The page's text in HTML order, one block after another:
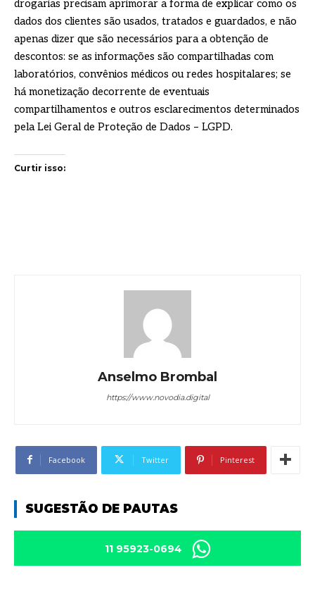
drogarias precisam aprimorar a forma de explicar como os
dados dos clientes são usados, tratados e guardados, e não
apenas dizer que são necessários para a obtenção de
descontos: se as informações são compartilhadas com
laboratórios, convênios médicos ou redes hospitalares; se
há monetização decorrente de eventuais
compartilhamentos e outros esclarecimentos determinados
pela Lei Geral de Proteção de Dados – LGPD.
Curtir isso:
Anselmo Brombal
https://www.novodia.digital
Facebook Twitter Pinterest
SUGESTÃO DE PAUTAS
11 95923-0694